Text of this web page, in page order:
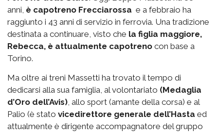
anni, è capotreno Frecciarossa e a febbraio ha
raggiunto i 43 anni di servizio in ferrovia. Una tradizione
destinata a continuare, visto che la figlia maggiore,
Rebecca, è attualmente capotreno con base a
Torino.
Ma oltre ai treni Massetti ha trovato il tempo di
dedicarsi alla sua famiglia, al volontariato (Medaglia
d’Oro dell’Avis), allo sport (amante della corsa) e al
Palio (è stato vicedirettore generale dell’Hasta ed
attualmente è dirigente accompagnatore del gruppo